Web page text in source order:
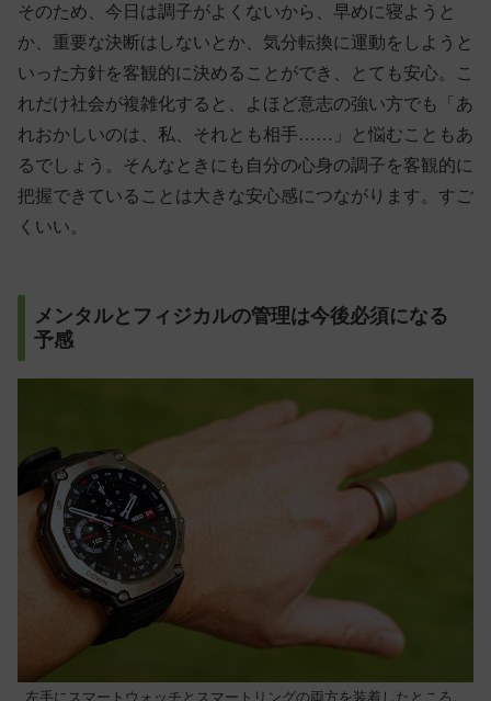
そのため、今日は調子がよくないから、早めに寝ようと
か、重要な決断はしないとか、気分転換に運動をしようと
いった方針を客観的に決めることができ、とても安心。こ
れだけ社会が複雑化すると、よほど意志の強い方でも「あ
れおかしいのは、私、それとも相手……」と悩むこともあ
るでしょう。そんなときにも自分の心身の調子を客観的に
把握できていることは大きな安心感につながります。すご
くいい。
メンタルとフィジカルの管理は今後必須になる
予感
左手にスマートウォッチとスマートリングの両方を装着したところ。